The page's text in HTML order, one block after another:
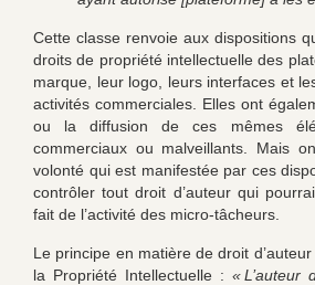
Cette classe renvoie aux dispositions
droits de propriété intellectuelle des
marque, leur logo, leurs interfaces et
activités commerciales. Elles ont
ou la diffusion de ces mêmes
commerciaux ou malveillants. Mais
volonté qui est manifestée par ces
contrôler tout droit d’auteur qui
fait de l’activité des micro-tâcheurs.
Le principe en matière de droit
la Propriété Intellectuelle : « L’auteur